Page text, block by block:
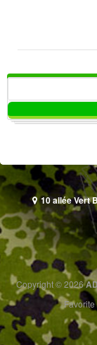
10 allée Vert
Copyright © 2026